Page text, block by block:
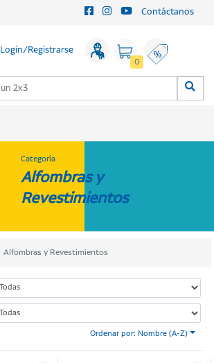
Contáctanos
Login/Registrarse
0
Categoría
Alfombras y
Revestimientos
Alfombras y Revestimientos
Ordenar por: Nombre (A-Z)